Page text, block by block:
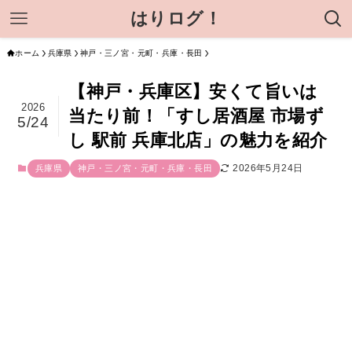
はりログ！
ホーム 兵庫県 神戸・三ノ宮・元町・兵庫・長田
【神戸・兵庫区】安くて旨いは
当たり前！「すし居酒屋 市場ず
し 駅前 兵庫北店」の魅力を紹介
2026
5/24
兵庫県 神戸・三ノ宮・元町・兵庫・長田 2026年5月24日